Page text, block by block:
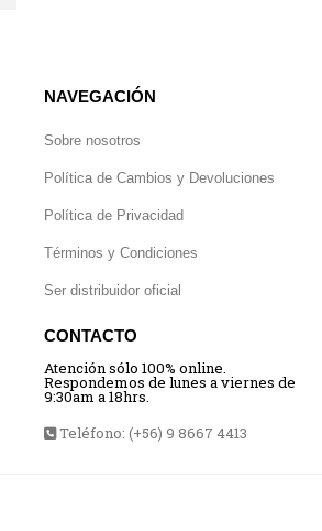
NAVEGACIÓN
Sobre nosotros
Política de Cambios y Devoluciones
Política de Privacidad
Términos y Condiciones
Ser distribuidor oficial
CONTACTO
Atención sólo 100% online.
Respondemos de lunes a viernes de
9:30am a 18hrs.
Teléfono: (+56) 9 8667 4413